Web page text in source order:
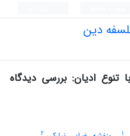
دین
تنوع ادیان: بررسی دیدگاه
1
2